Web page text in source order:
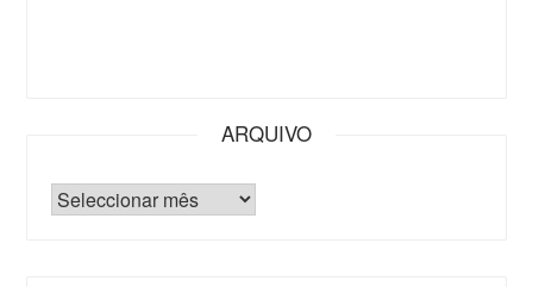
ARQUIVO